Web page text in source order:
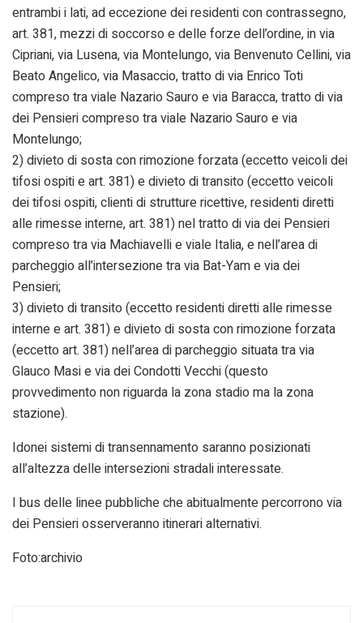
entrambi i lati, ad eccezione dei residenti con contrassegno,
art. 381, mezzi di soccorso e delle forze dell’ordine, in via
Cipriani, via Lusena, via Montelungo, via Benvenuto Cellini, via
Beato Angelico, via Masaccio, tratto di via Enrico Toti
compreso tra viale Nazario Sauro e via Baracca, tratto di via
dei Pensieri compreso tra viale Nazario Sauro e via
Montelungo;
2) divieto di sosta con rimozione forzata (eccetto veicoli dei
tifosi ospiti e art. 381) e divieto di transito (eccetto veicoli
dei tifosi ospiti, clienti di strutture ricettive, residenti diretti
alle rimesse interne, art. 381) nel tratto di via dei Pensieri
compreso tra via Machiavelli e viale Italia, e nell’area di
parcheggio all’intersezione tra via Bat-Yam e via dei
Pensieri;
3) divieto di transito (eccetto residenti diretti alle rimesse
interne e art. 381) e divieto di sosta con rimozione forzata
(eccetto art. 381) nell’area di parcheggio situata tra via
Glauco Masi e via dei Condotti Vecchi (questo
provvedimento non riguarda la zona stadio ma la zona
stazione).
Idonei sistemi di transennamento saranno posizionati
all’altezza delle intersezioni stradali interessate.
I bus delle linee pubbliche che abitualmente percorrono via
dei Pensieri osserveranno itinerari alternativi.
Foto:archivio